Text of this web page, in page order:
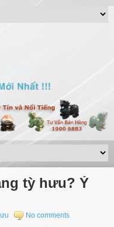
tỳ hưu? Ý
No comments